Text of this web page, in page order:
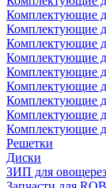
Комплектующие
Комплектующие
Комплектующие
Комплектующие
Комплектующие
Комплектующие
Комплектующие
Комплектующие
Комплектующие
Решетки
Диски
ЗИП для